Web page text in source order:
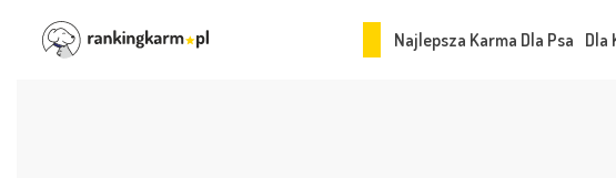
Najlepsza Karma Dla Psa Dla